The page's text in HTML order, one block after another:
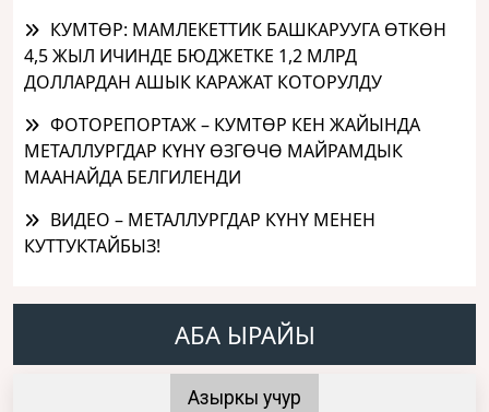
КУМТӨР: МАМЛЕКЕТТИК БАШКАРУУГА ӨТКӨН
4,5 ЖЫЛ ИЧИНДЕ БЮДЖЕТКЕ 1,2 МЛРД
ДОЛЛАРДАН АШЫК КАРАЖАТ КОТОРУЛДУ
ФОТОРЕПОРТАЖ – КУМТӨР КЕН ЖАЙЫНДА
МЕТАЛЛУРГДАР КҮНҮ ӨЗГӨЧӨ МАЙРАМДЫК
МААНАЙДА БЕЛГИЛЕНДИ
ВИДЕО – МЕТАЛЛУРГДАР КҮНҮ МЕНЕН
КУТТУКТАЙБЫЗ!
АБА ЫРАЙЫ
Азыркы учур